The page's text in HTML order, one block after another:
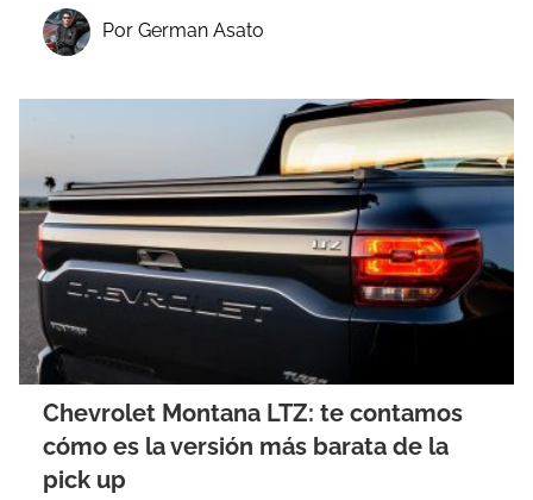
Por German Asato
Chevrolet Montana LTZ: te contamos
cómo es la versión más barata de la
pick up